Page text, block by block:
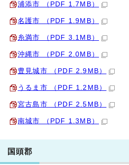
浦添市 （PDF 1.7MB）
名護市 （PDF 1.9MB）
糸満市 （PDF 3.1MB）
沖縄市 （PDF 2.0MB）
豊見城市 （PDF 2.9MB）
うるま市 （PDF 1.2MB）
宮古島市 （PDF 2.5MB）
南城市 （PDF 1.3MB）
国頭郡